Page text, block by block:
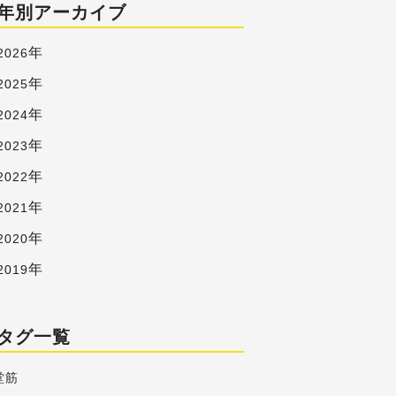
別アーカイブ
年
年
年
年
年
年
年
年
グ一覧
筋